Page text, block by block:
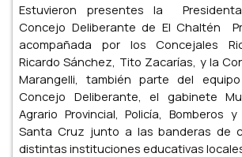
Estuvieron presentes la
Concejo Deliberante de El Chaltén
acompañada por los Concejales
Ricardo Sánchez, Tito Zacarías, y la
Marangelli, también parte del
Concejo Deliberante, el gabinete
Agrario Provincial, Policía, Bomberos
Santa Cruz junto a las banderas de
distintas instituciones educativas